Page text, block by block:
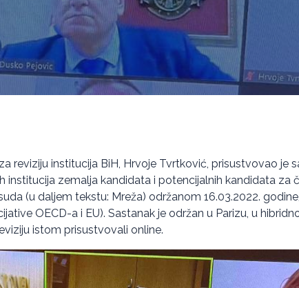
reviziju institucija BiH, Hrvoje Tvrtković, prisustvovao je
institucija zemalja kandidata i potencijalnih kandidata za
(u daljem tekstu: Mreža) održanom 16.03.2022.
OECD-a i EU). Sastanak je održan u Parizu, u
istom prisustvovali online.